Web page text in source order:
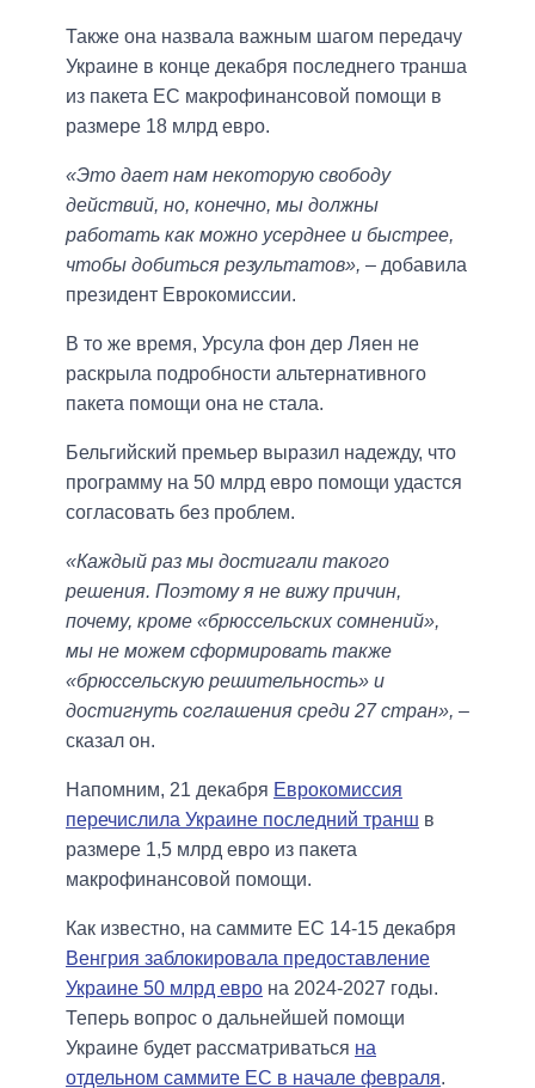
Также она назвала важным шагом передачу
Украине в конце декабря последнего транша
из пакета ЕС макрофинансовой помощи в
размере 18 млрд евро.
«Это дает нам некоторую свободу
действий, но, конечно, мы должны
работать как можно усерднее и быстрее,
чтобы добиться результатов», – добавила
президент Еврокомиссии.
В то же время, Урсула фон дер Ляен не
раскрыла подробности альтернативного
пакета помощи она не стала.
Бельгийский премьер выразил надежду, что
программу на 50 млрд евро помощи удастся
согласовать без проблем.
«Каждый раз мы достигали такого
решения. Поэтому я не вижу причин,
почему, кроме «брюссельских сомнений»,
мы не можем сформировать также
«брюссельскую решительность» и
достигнуть соглашения среди 27 стран», –
сказал он.
Напомним, 21 декабря Еврокомиссия
перечислила Украине последний транш в
размере 1,5 млрд евро из пакета
макрофинансовой помощи.
Как известно, на саммите ЕС 14-15 декабря
Венгрия заблокировала предоставление
Украине 50 млрд евро на 2024-2027 годы.
Теперь вопрос о дальнейшей помощи
Украине будет рассматриваться на
отдельном саммите ЕС в начале февраля.